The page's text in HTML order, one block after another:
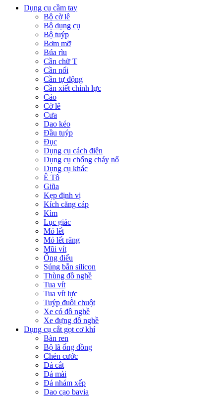
Dụng cụ cầm tay
Bộ cờ lê
Bộ dụng cụ
Bộ tuýp
Bơm mỡ
Búa rìu
Cần chữ T
Cần nối
Cần tự động
Cần xiết chỉnh lực
Cảo
Cờ lê
Cưa
Dao kéo
Đầu tuýp
Đục
Dụng cụ cách điện
Dụng cụ chống cháy nổ
Dụng cụ khác
Ê Tô
Giũa
Kẹp định vị
Kích căng cáp
Kìm
Lục giác
Mỏ lết
Mỏ lết răng
Mũi vít
Ống điếu
Súng bắn silicon
Thùng đồ nghề
Tua vít
Tua vít lực
Tuýp đuôi chuột
Xe có đồ nghề
Xe đựng đồ nghề
Dụng cụ cắt gọt cơ khí
Bàn ren
Bộ lã ống đồng
Chén cước
Đá cắt
Đá mài
Đá nhám xếp
Dao cạo bavia